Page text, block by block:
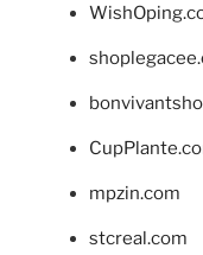
mpzin.com
stcreal.com